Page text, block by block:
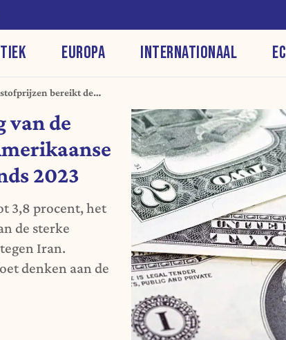
EUROPA INTERNATIONAAL
bereikt de
van de
2023
3,8 procent, het
de sterke
Iran.
denken aan de